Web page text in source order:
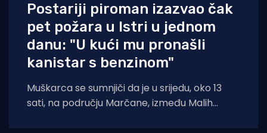
Postariji piroman izazvao čak
pet požara u Istri u jednom
danu: "U kući mu pronašli
kanistar s benzinom"
Muškarca se sumnjiči da je u srijedu, oko 13
sati, na području Marčane, između Malih